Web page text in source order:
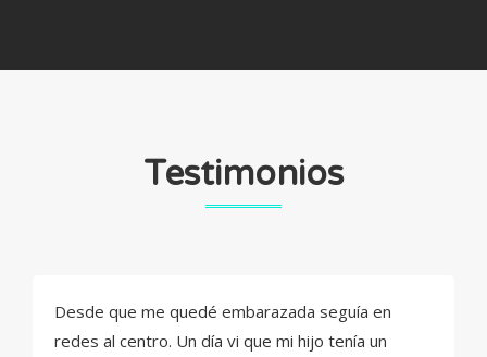
Testimonios
Desde que me quedé embarazada seguía en
redes al centro. Un día vi que mi hijo tenía un